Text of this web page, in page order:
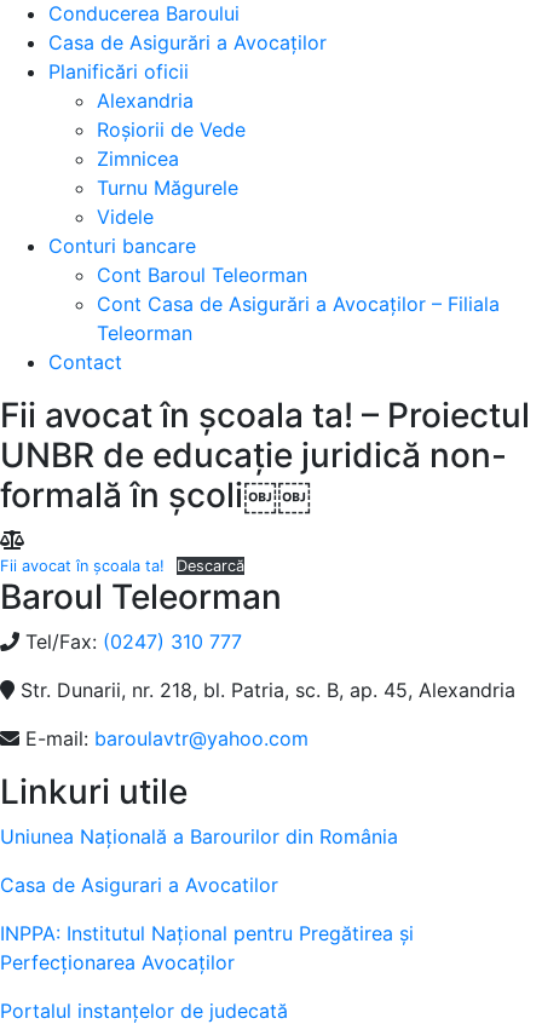
Conducerea Baroului
Casa de Asigurări a Avocaților
Planificări oficii
Alexandria
Roșiorii de Vede
Zimnicea
Turnu Măgurele
Videle
Conturi bancare
Cont Baroul Teleorman
Cont Casa de Asigurări a Avocaților – Filiala
Teleorman
Contact
Fii avocat în școala ta! – Proiectul
UNBR de educație juridică non-
formală în școli￼￼
Fii avocat în școala ta! Descarcă
Baroul Teleorman
Tel/Fax: (0247) 310 777
Str. Dunarii, nr. 218, bl. Patria, sc. B, ap. 45, Alexandria
E-mail: baroulavtr@yahoo.com
Linkuri utile
Uniunea Națională a Barourilor din România
Casa de Asigurari a Avocatilor
INPPA: Institutul Naţional pentru Pregătirea şi
Perfecţionarea Avocaţilor
Portalul instanţelor de judecată